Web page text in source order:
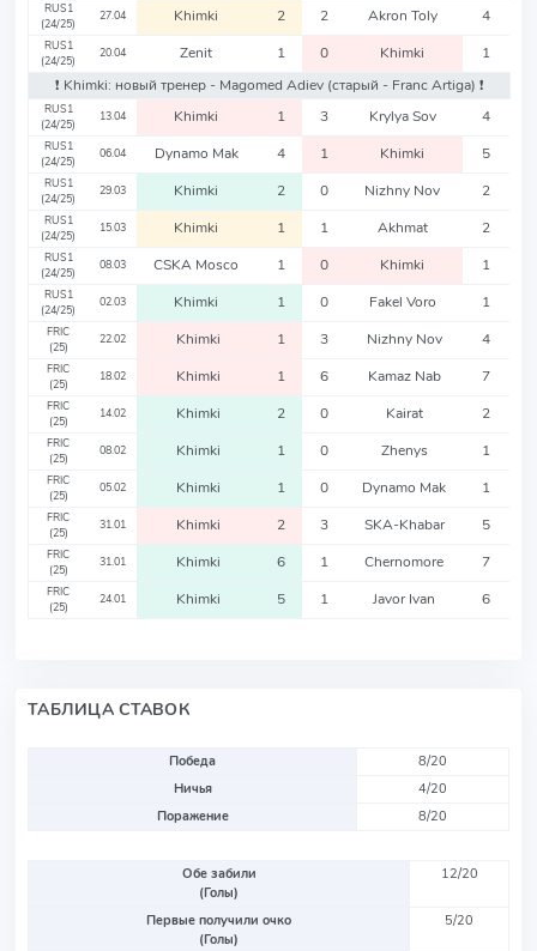
RUS1
(24/25)
27.04 Khimki 2 2 Akron Toly 4
RUS1
(24/25)
20.04 Zenit 1 0 Khimki
1
❗️ Khimki: новый тренер - Magomed Adiev (старый - Franc Artiga) ❗️
RUS1
(24/25)
13.04 Khimki 1 3 Krylya Sov 4
RUS1
(24/25)
06.04 Dynamo Mak 4 1 Khimki 5
RUS1
(24/25)
29.03 Khimki 2 0 Nizhny Nov 2
RUS1
(24/25)
15.03 Khimki 1 1 Akhmat 2
RUS1
(24/25)
08.03 CSKA Mosco 1 0 Khimki 1
RUS1
(24/25)
02.03 Khimki 1 0 Fakel Voro 1
FRIC
(25)
22.02 Khimki 1 3 Nizhny Nov 4
FRIC
(25)
18.02 Khimki 1 6 Kamaz Nab 7
FRIC
(25)
14.02 Khimki 2 0 Kairat 2
FRIC
(25)
08.02 Khimki 1 0 Zhenys 1
FRIC
(25)
05.02 Khimki 1 0 Dynamo Mak 1
FRIC
(25)
31.01 Khimki 2 3 SKA-Khabar 5
FRIC
(25)
31.01 Khimki 6 1 Chernomore 7
FRIC
(25)
24.01 Khimki 5 1 Javor Ivan 6
ТАБЛИЦА СТАВОК
Победа
8/20
Ничья
4/20
Поражение
8/20
Обе забили
(Голы)
12/20
Первые получили очко
(Голы)
5/20